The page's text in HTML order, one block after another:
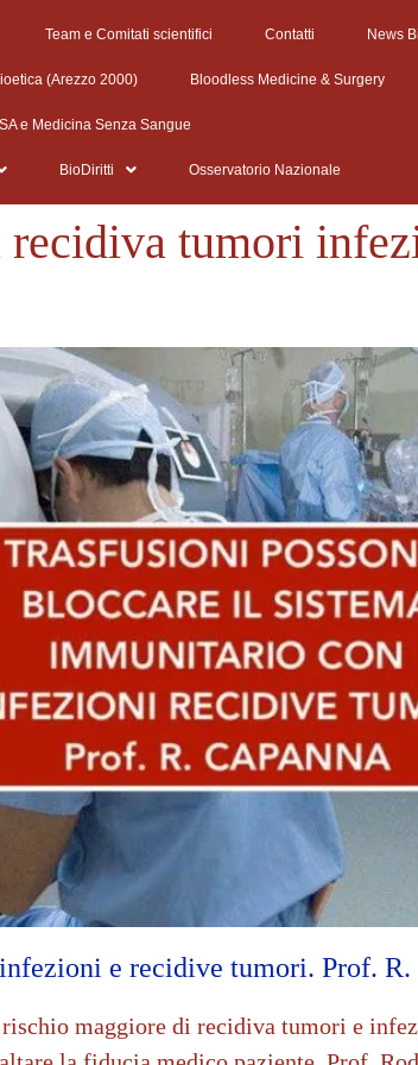
Team e Comitati scientifici Contatti News
(Arezzo 2000) Bloodless Medicine & Surgery
e Medicina Senza Sangue
BioDiritti Osservatorio Nazionale
recidiva tumori
e recidive tumori. Prof. R.
maggiore di recidiva tumori e